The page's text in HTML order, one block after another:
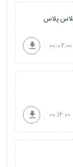
00:07:00
00:16:00